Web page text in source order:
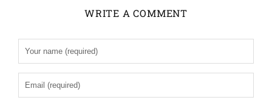
WRITE A COMMENT